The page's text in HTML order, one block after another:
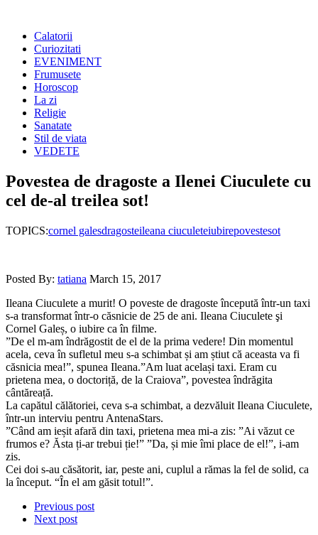
Calatorii
Curiozitati
EVENIMENT
Frumusete
Horoscop
La zi
Religie
Sanatate
Stil de viata
VEDETE
Povestea de dragoste a Ilenei Ciuculete cu
cel de-al treilea sot!
TOPICS:cornel galesdragosteileana ciuculeteiubirepovestesot
Posted By: tatiana March 15, 2017
Ileana Ciuculete a murit! O poveste de dragoste începută într-un taxi
s-a transformat într-o căsnicie de 25 de ani. Ileana Ciuculete şi
Cornel Galeș, o iubire ca în filme.
”De el m-am îndrăgostit de el de la prima vedere! Din momentul
acela, ceva în sufletul meu s-a schimbat și am știut că aceasta va fi
căsnicia mea!”, spunea Ileana.”Am luat același taxi. Eram cu
prietena mea, o doctoriță, de la Craiova”, povestea îndrăgita
cântăreață.
La capătul călătoriei, ceva s-a schimbat, a dezvăluit Ileana Ciuculete,
într-un interviu pentru AntenaStars.
”Când am ieșit afară din taxi, prietena mea mi-a zis: ”Ai văzut ce
frumos e? Ăsta ți-ar trebui ție!” ”Da, și mie îmi place de el!”, i-am
zis.
Cei doi s-au căsătorit, iar, peste ani, cuplul a rămas la fel de solid, ca
la început. “În el am găsit totul!”.
Previous post
Next post